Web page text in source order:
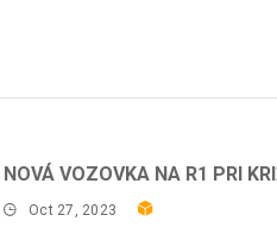
NOVÁ VOZOVKA NA R1 PRI
Oct 27, 2023